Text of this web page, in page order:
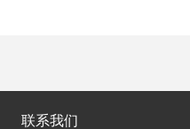
联系我们